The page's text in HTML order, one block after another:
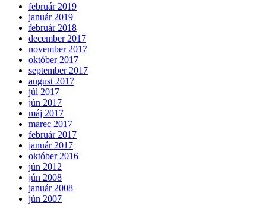
február 2019
január 2019
február 2018
december 2017
november 2017
október 2017
september 2017
august 2017
júl 2017
jún 2017
máj 2017
marec 2017
február 2017
január 2017
október 2016
jún 2012
jún 2008
január 2008
jún 2007